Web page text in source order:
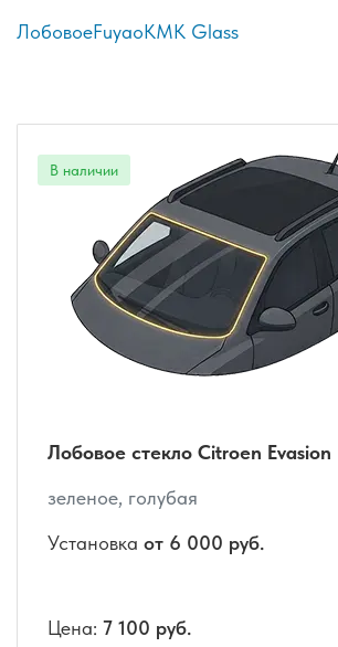
ЛобовоеFuyaoКМК Glass
Лобовое стекло Citroen Evasion
зеленое, голубая
Установка от 6 000 руб.
Цена: 7 100 руб.